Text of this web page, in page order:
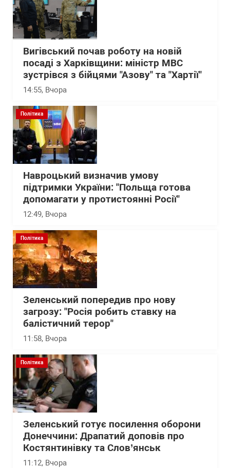
Вигівський почав роботу на новій
посаді з Харківщини: міністр МВС
зустрівся з бійцями "Азову" та "Хартії"
14:55, Вчора
Політика
Навроцький визначив умову
підтримки України: "Польща готова
допомагати у протистоянні Росії"
12:49, Вчора
Політика
Зеленський попередив про нову
загрозу: "Росія робить ставку на
балістичний терор"
11:58, Вчора
Політика
Зеленський готує посилення оборони
Донеччини: Драпатий доповів про
Костянтинівку та Слов’янськ
11:12, Вчора